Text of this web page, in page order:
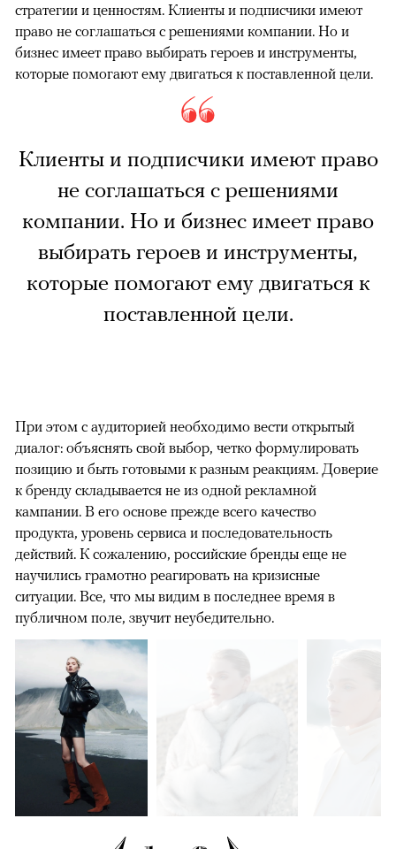
стратегии и ценностям. Клиенты и подписчики имеют
право не соглашаться с решениями компании. Но и
бизнес имеет право выбирать героев и инструменты,
которые помогают ему двигаться к поставленной цели.
Клиенты и подписчики имеют право
не соглашаться с решениями
компании. Но и бизнес имеет право
выбирать героев и инструменты,
которые помогают ему двигаться к
поставленной цели.
При этом с аудиторией необходимо вести открытый
диалог: объяснять свой выбор, четко формулировать
позицию и быть готовыми к разным реакциям. Доверие
к бренду складывается не из одной рекламной
кампании. В его основе прежде всего качество
продукта, уровень сервиса и последовательность
действий. К сожалению, российские бренды еще не
научились грамотно реагировать на кризисные
ситуации. Все, что мы видим в последнее время в
публичном поле, звучит неубедительно.